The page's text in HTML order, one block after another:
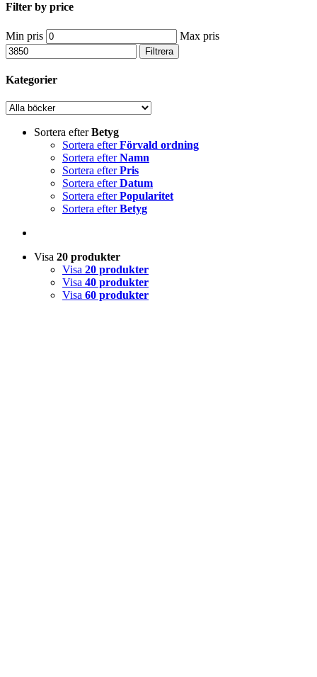
Filter by price
Min pris Max pris
Filtrera
Kategorier
Sortera efterBetyg
Sortera efterFörvald ordning
Sortera efterNamn
Sortera efterPris
Sortera efterDatum
Sortera efterPopularitet
Sortera efterBetyg
Visa 20 produkter
Visa 20 produkter
Visa 40 produkter
Visa 60 produkter